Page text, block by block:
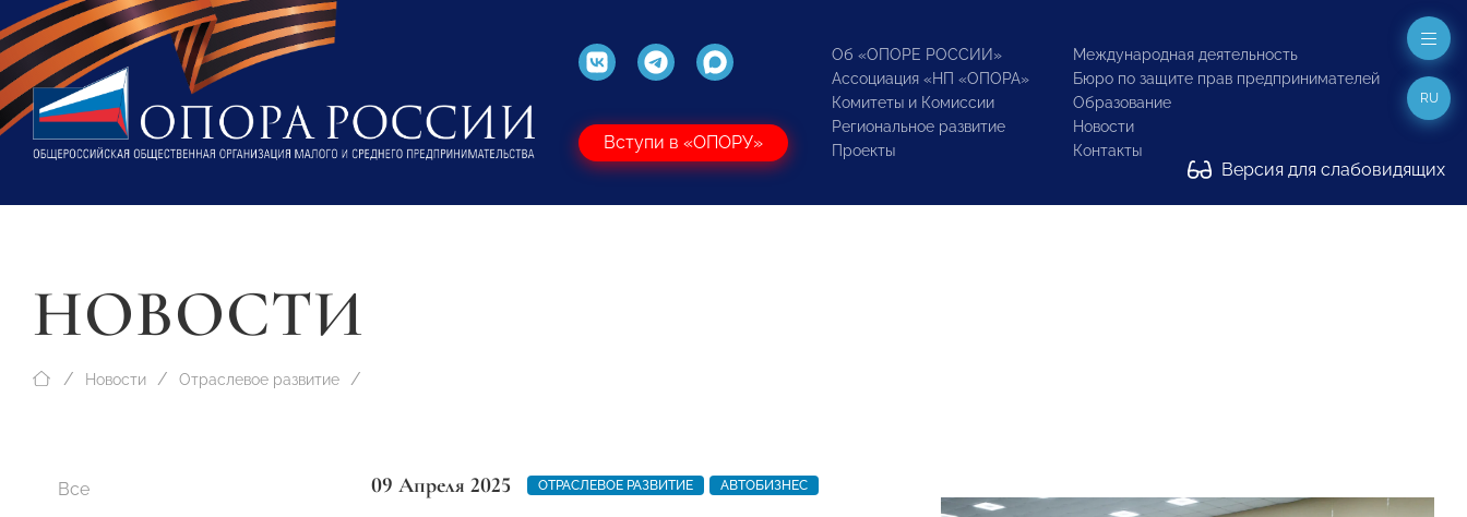
Вступи в «ОПОРУ»
Об «ОПОРЕ РОССИИ»
Ассоциация «НП «ОПОРА»
Комитеты и Комиссии
Региональное развитие
Проекты
Международная деятельность
Бюро по защите прав предпринимателей
Образование
Новости
Контакты
Версия для слабовидящих
RU
НОВОСТИ
Новости Отраслевое развитие
Все
09 Апреля 2025 ОТРАСЛЕВОЕ РАЗВИТИЕ АВТОБИЗНЕС